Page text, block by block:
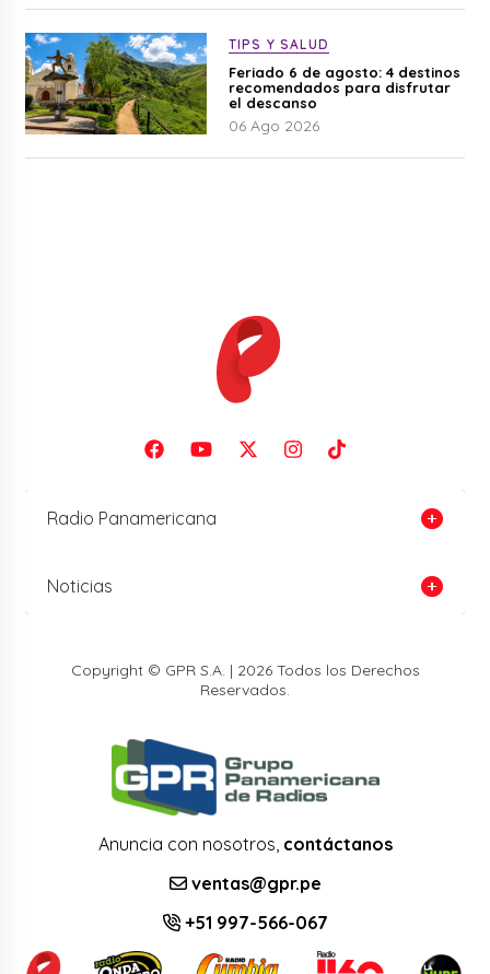
TIPS Y SALUD
Feriado 6 de agosto: 4 destinos
recomendados para disfrutar
el descanso
06 Ago 2026
Radio Panamericana
Noticias
Copyright © GPR S.A. | 2026 Todos los Derechos
Reservados.
Anuncia con nosotros, contáctanos
ventas@gpr.pe
+51 997-566-067